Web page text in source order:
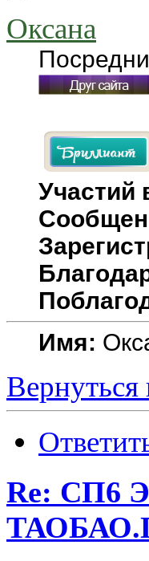
Оксана
Участий
Имя:
Вернуться
Re: СП6